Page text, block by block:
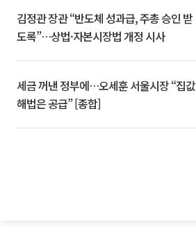
김정관 장관 “반도체 성과급, 주총 승인 받
도록”…상법·자본시장법 개정 시사
세금 꺼낸 정부에…오세훈 서울시장 “집값
해법은 공급” [종합]